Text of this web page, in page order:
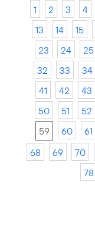
1 2 3 4
13
14 15
23
24 25
32
33 34
41
42 43
50
51 52
59
60 61
68
69 70
78